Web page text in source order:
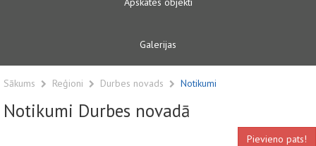
Galerijas
Sākums Reģioni Durbes novads Notikumi
Notikumi Durbes novadā
Pievieno pats!